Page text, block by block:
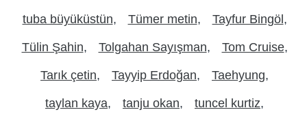
tuba büyüküstün Tümer metin Tayfur Bingöl
Tülin Şahin Tolgahan Sayışman Tom Cruise
Tarık çetin Tayyip Erdoğan Taehyung
taylan kaya tanju okan tuncel kurtiz